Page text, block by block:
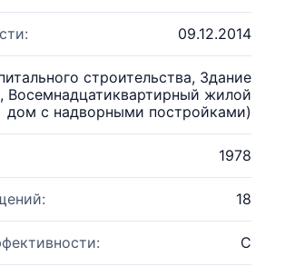
09.12.2014
строительства, Здание
жилой
дом с надворными постройками)
1978
18
C